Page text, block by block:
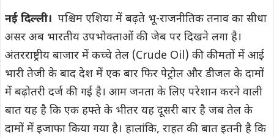
नई दिल्ली। पश्चिम एशिया में बढ़ते भू-राजनीतिक तनाव का सीधा
असर अब भारतीय उपभोक्ताओं की जेब पर दिखने लगा है।
अंतरराष्ट्रीय बाजार में कच्चे तेल (Crude Oil) की कीमतों में आई
भारी तेजी के बाद देश में एक बार फिर पेट्रोल और डीजल के दामों
में बढ़ोतरी दर्ज की गई है। आम जनता के लिए परेशान करने वाली
बात यह है कि एक हफ्ते के भीतर यह दूसरी बार है जब तेल के
दामों में इजाफा किया गया है। हालांकि, राहत की बात इतनी है कि